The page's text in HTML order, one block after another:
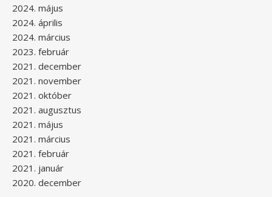
2024. május
2024. április
2024. március
2023. február
2021. december
2021. november
2021. október
2021. augusztus
2021. május
2021. március
2021. február
2021. január
2020. december